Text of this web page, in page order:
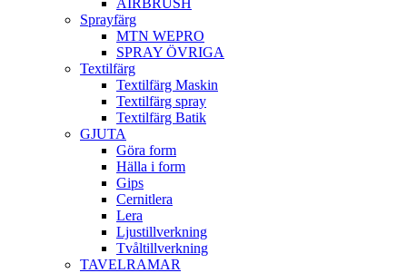
Sprayfärg
MTN WEPRO
SPRAY ÖVRIGA
Textilfärg
Textilfärg Maskin
Textilfärg spray
Textilfärg Batik
GJUTA
Göra form
Hälla i form
Gips
Cernitlera
Lera
Ljustillverkning
Tvåltillverkning
TAVELRAMAR